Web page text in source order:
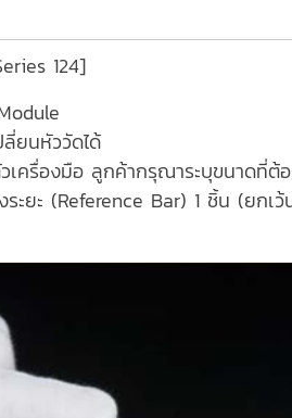
124]
ยนหัววัดได้
เครื่องมือ ลูกค้ากรุณาระบุขนาดที่ต้
ะยะ (Reference Bar) 1 ชิ้น (ยก